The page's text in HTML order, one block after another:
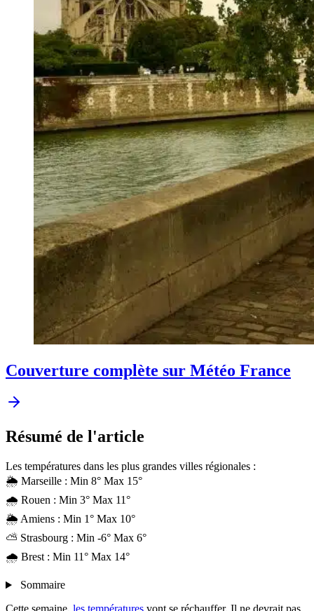
Couverture complète sur Météo France
Résumé de l'article
Les températures dans les plus grandes villes régionales :
🌦 Marseille : Min 8° Max 15°
🌧 Rouen : Min 3° Max 11°
🌦 Amiens : Min 1° Max 10°
⛅ Strasbourg : Min -6° Max 6°
🌧 Brest : Min 11° Max 14°
Sommaire